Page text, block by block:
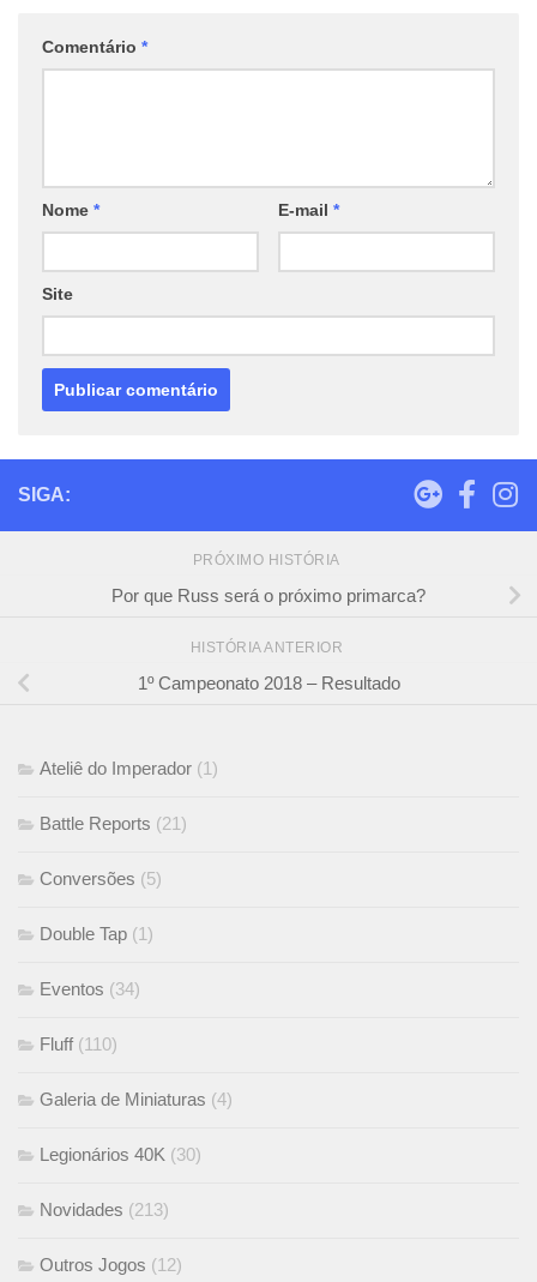
Comentário *
Nome * E-mail *
Site
SIGA:
PRÓXIMO HISTÓRIA
Por que Russ será o próximo primarca?
HISTÓRIA ANTERIOR
1º Campeonato 2018 – Resultado
Ateliê do Imperador (1)
Battle Reports (21)
Conversões (5)
Double Tap (1)
Eventos (34)
Fluff (110)
Galeria de Miniaturas (4)
Legionários 40K (30)
Novidades (213)
Outros Jogos (12)